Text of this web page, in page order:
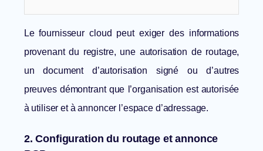
Le fournisseur cloud peut exiger des informations
provenant du registre, une autorisation de routage,
un document d’autorisation signé ou d’autres
preuves démontrant que l’organisation est autorisée
à utiliser et à annoncer l’espace d’adressage.
2. Configuration du routage et annonce